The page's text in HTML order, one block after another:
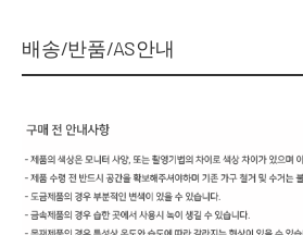
배송/반품/AS안내